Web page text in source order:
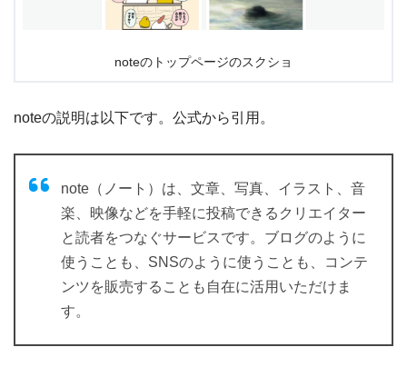
noteのトップページのスクショ
noteの説明は以下です。公式から引用。
note（ノート）は、文章、写真、イラスト、音
楽、映像などを手軽に投稿できるクリエイター
と読者をつなぐサービスです。ブログのように
使うことも、SNSのように使うことも、コンテ
ンツを販売することも自在に活用いただけま
す。